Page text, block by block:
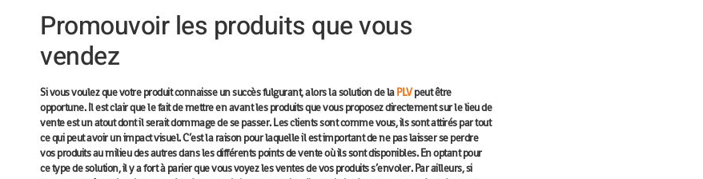
Promouvoir les produits que vous
vendez
Si vous voulez que votre produit connaisse un succès fulgurant, alors lasolutionde laPLVpeut être
opportune. Il est clair que le fait de mettre en avant les produits que vous proposez directement sur le lieu de
vente est un atout dont il serait dommage de se passer. Les clients sont comme vous, ils sont attirés par tout
ce qui peut avoir un impact visuel. C’est la raison pour laquelle il est important de ne pas laisser se perdre
vos produits au milieu des autres dans les différents points de vente où ils sont disponibles. En optant pour
ce type de solution, il y a fort à parier que vous voyez les ventes de vos produits s’envoler. Par ailleurs, si